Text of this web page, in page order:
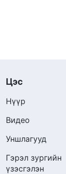
Цэс
Нүүр
Видео
Уншлагууд
Гэрэл зургийн
үзэсгэлэн